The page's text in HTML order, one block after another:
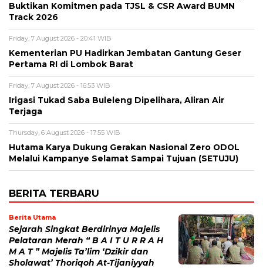
Buktikan Komitmen pada TJSL & CSR Award BUMN
Track 2026
Friday, 7 August 2026 - 20:41 WIB
Kementerian PU Hadirkan Jembatan Gantung Geser
Pertama RI di Lombok Barat
Friday, 7 August 2026 - 16:53 WIB
Irigasi Tukad Saba Buleleng Dipelihara, Aliran Air
Terjaga
Thursday, 6 August 2026 - 17:55 WIB
Hutama Karya Dukung Gerakan Nasional Zero ODOL
Melalui Kampanye Selamat Sampai Tujuan (SETUJU)
BERITA TERBARU
Berita Utama
Sejarah Singkat Berdirinya Majelis
Pelataran Merah “ B A I T U R R A H
M A T ” Majelis Ta’lim ‘Dzikir dan
Sholawat’ Thoriqoh At-Tijaniyyah